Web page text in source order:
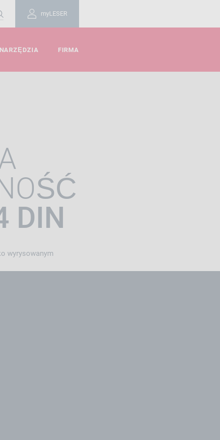
myLESER
FIRMA
DIN
wyrysowanym